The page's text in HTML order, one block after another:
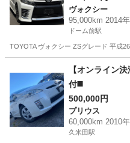
検2年付き有り
ヴォクシー
95,000km 2014年
ドーム前駅
TOYOTA ヴォクシー ZSグレード 平成
ドーム前駅
【オンライン
付◼️
500,000円
プリウス
60,000km 2010年
久米田駅